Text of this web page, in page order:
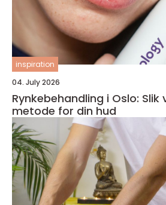
inspiration
04. July 2026
Rynkebehandling i Oslo:
metode for din hud